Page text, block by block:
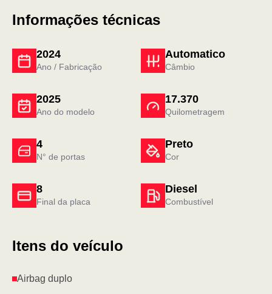
Informações técnicas
2024
Ano / Fabricação
Automatico
Câmbio
4
N° de portas
Preto
Cor
2025
Ano do modelo
17.370
Quilometragem
8
Final da placa
Diesel
Combustível
Itens do veículo
Airbag duplo